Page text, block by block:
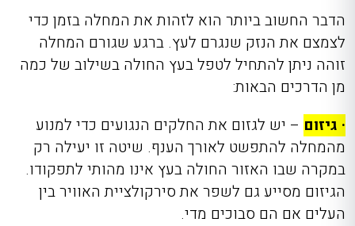
הדבר החשוב ביותר הוא לזהות את המחלה בזמן כדי
לצמצם את הנזק שנגרם לעץ. ברגע שגורם המחלה
זוהה ניתן להתחיל לטפל בעץ החולה בשילוב של כמה
מן הדרכים הבאות:
· גיזום – יש לגזום את החלקים הנגועים כדי למנוע
מהמחלה להתפשט לאורך הענף. שיטה זו יעילה רק
במקרה שבו האזור החולה בעץ אינו מהותי לתפקודו.
הגיזום מסייע גם לשפר את סירקולציית האוויר בין
העלים אם הם סבוכים מדי.